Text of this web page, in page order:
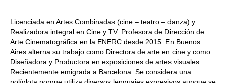
Licenciada en Artes Combinadas (cine – teatro – danza) y
Realizadora integral en Cine y TV. Profesora de Dirección de
Arte Cinematográfica en la ENERC desde 2015. En Buenos
Aires alterna su trabajo como Directora de arte en cine y como
Diseñadora y Productora en exposiciones de artes visuales.
Recientemente emigrada a Barcelona. Se considera una